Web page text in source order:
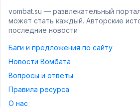
vombat.su — развлекательный
может стать каждый. Авторские
последние новости
Баги и предложения по сайту
Новости Вомбата
Вопросы и ответы
Правила ресурса
О нас